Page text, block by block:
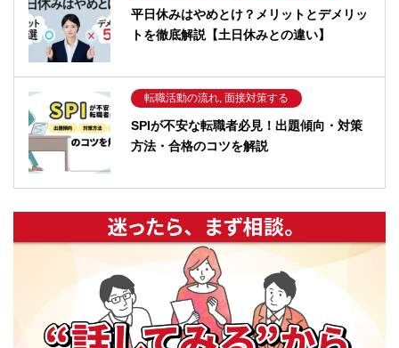
平日休みはやめとけ？メリットとデメリッ
トを徹底解説【土日休みとの違い】
転職活動の流れ, 面接対策する
SPIが不安な転職者必見！出題傾向・対策
方法・合格のコツを解説